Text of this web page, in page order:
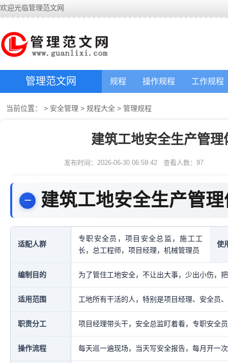
欢迎光临管理范文网
管理范文网 规程 操作规程 工作规程
当前位置： > 安全管理 > 规程大全 > 管理规程
建筑工地安全生产管
发布时间：2026-06-30 06:59:42 查看人数： 97
建筑工地安全生产管
适配人群
专职安全员，项目安全总监，施工工
长，总工程师，项目经理，机械管理员
使
编制目的 为了管住工地安全，不让出大事，少出小伤，
适用范围 工地所有干活的人，特别是项目经理、安全员
职责分工 项目经理带头干，安全总监盯着看，专职安全
操作流程 每天巡一遍现场，当天写安全报告，每月开一